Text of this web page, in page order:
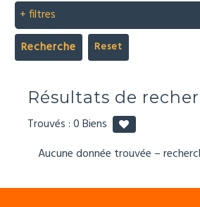
+ filtres
Recherche
Résultats de
Trouvés :0Biens
Aucune donnée trouvée –